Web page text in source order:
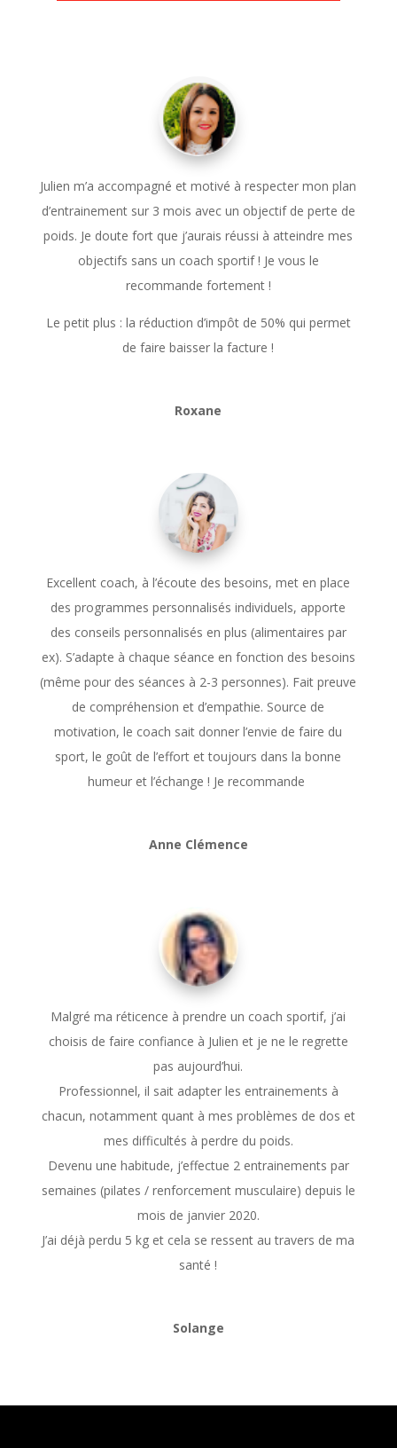
Julien m’a accompagné et motivé à respecter mon plan
d’entrainement sur 3 mois avec un objectif de perte de
poids. Je doute fort que j’aurais réussi à atteindre mes
objectifs sans un coach sportif ! Je vous le
recommande fortement !
Le petit plus : la réduction d’impôt de 50% qui permet
de faire baisser la facture !
Roxane
Excellent coach, à l’écoute des besoins, met en place
des programmes personnalisés individuels, apporte
des conseils personnalisés en plus (alimentaires par
ex). S’adapte à chaque séance en fonction des besoins
(même pour des séances à 2-3 personnes). Fait preuve
de compréhension et d’empathie. Source de
motivation, le coach sait donner l’envie de faire du
sport, le goût de l’effort et toujours dans la bonne
humeur et l’échange ! Je recommande
Anne Clémence
Malgré ma réticence à prendre un coach sportif, j’ai
choisis de faire confiance à Julien et je ne le regrette
pas aujourd’hui.
Professionnel, il sait adapter les entrainements à
chacun, notamment quant à mes problèmes de dos et
mes difficultés à perdre du poids.
Devenu une habitude, j’effectue 2 entrainements par
semaines (pilates / renforcement musculaire) depuis le
mois de janvier 2020.
J’ai déjà perdu 5 kg et cela se ressent au travers de ma
santé !
Solange